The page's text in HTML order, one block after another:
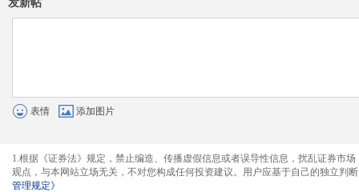
发新帖
表情 添加图片
1.根据《证券法》规定，禁止编造、传播虚假信息或者误导性信息，扰乱证券市
观点，与本网站立场无关，不对您构成任何投资建议。用户应基于自己的独立判
管理规定》